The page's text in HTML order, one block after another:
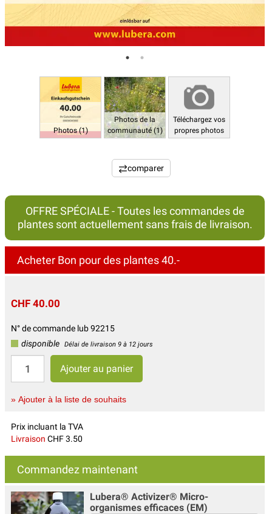
Photos (1)
Photos de la
communauté (1)
Téléchargez vos
propres photos
comparer
OFFRE SPÉCIALE - Toutes les commandes de
plantes sont actuellement sans frais de livraison.
Acheter Bon pour des plantes 40.-
CHF 40.00
N° de commande lub 92215
disponible
Délai de livraison 9 à 12 jours
» Ajouter à la liste de souhaits
Prix incluant la TVA
Livraison CHF 3.50
Commandez maintenant
Lubera® Activizer® Micro-
organismes efficaces (EM)